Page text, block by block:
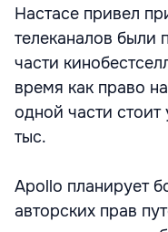
Настасе привел
телеканалов были
части
время как право
одной части
тыс.
Apollo планирует
авторских прав